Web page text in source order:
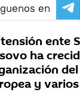
en
ente
ha
y